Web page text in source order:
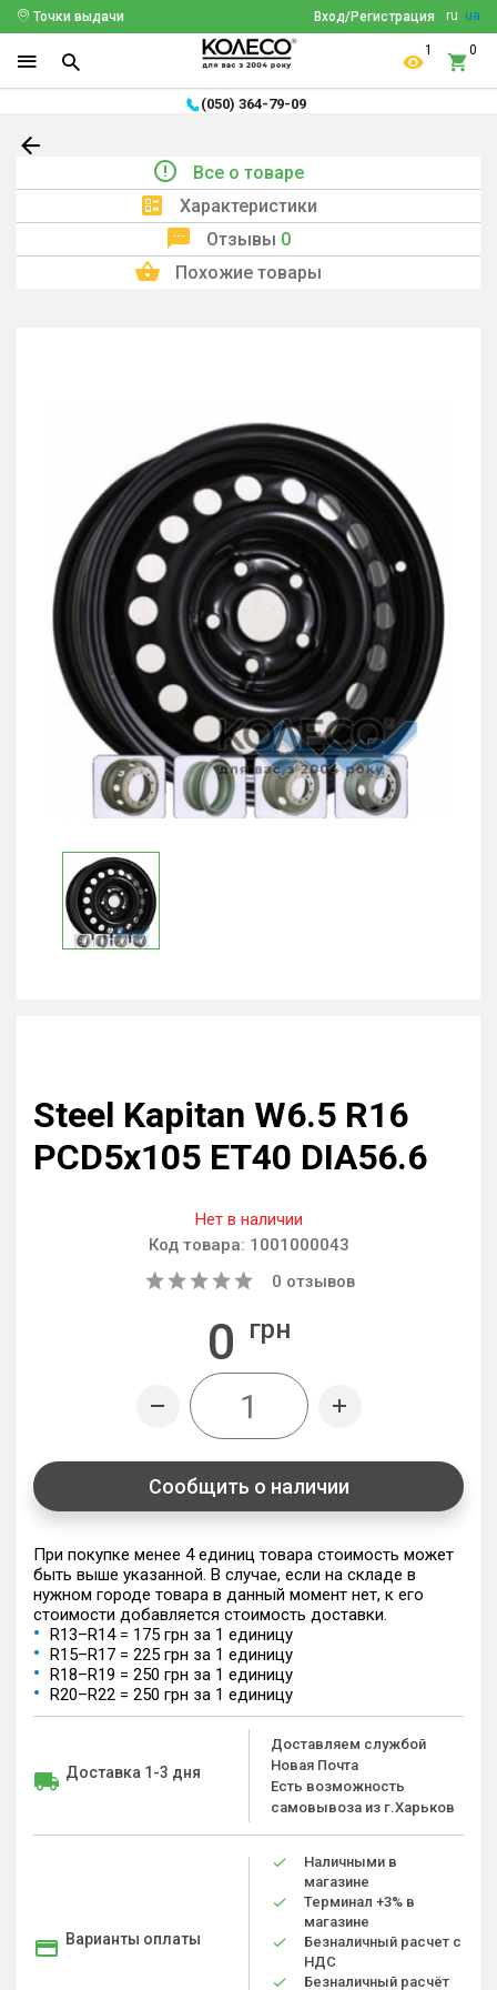
ru ua
Вход/Регистрация
Точки выдачи
1 0
(050) 364-79-09
Все о товаре
Характеристики
Отзывы 0
Похожие товары
Steel Kapitan W6.5 R16
PCD5x105 ET40 DIA56.6
Нет в наличии
Код товара: 1001000043
0 отзывов
0 грн
Сообщить о наличии
При покупке менее 4 единиц товара стоимость может
быть выше указанной. В случае, если на складе в
нужном городе товара в данный момент нет, к его
стоимости добавляется стоимость доставки.
R13–R14 = 175 грн за 1 единицу
R15–R17 = 225 грн за 1 единицу
R18–R19 = 250 грн за 1 единицу
R20–R22 = 250 грн за 1 единицу
Доставка 1-3 дня
Доставляем службой
Новая Почта
Есть возможность
самовывоза из г.Харьков
Варианты оплаты
Наличными в
магазине
Терминал +3% в
магазине
Безналичный расчет с
НДС
Безналичный расчёт